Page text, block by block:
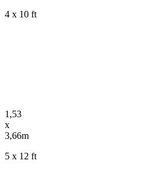
4 x 10 ft
1,53
x
3,66m
5 x 12 ft